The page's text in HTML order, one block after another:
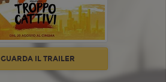
GUARDA IL TRAILER